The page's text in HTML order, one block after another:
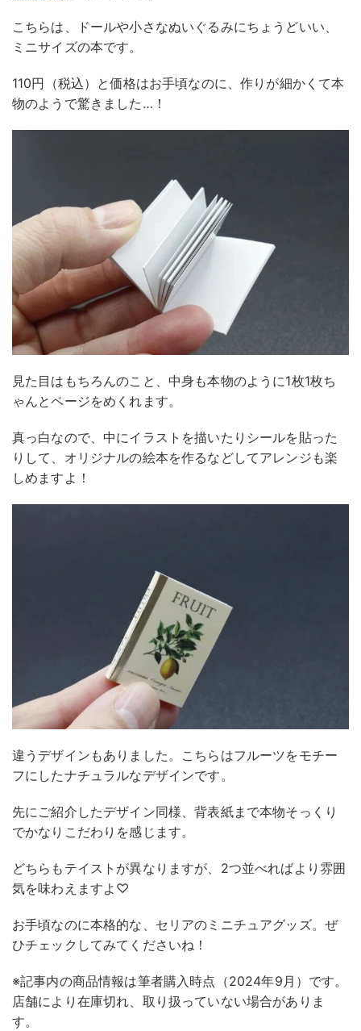
こちらは、ドールや小さなぬいぐるみにちょうどいい、
ミニサイズの本です。
110円（税込）と価格はお手頃なのに、作りが細かくて本
物のようで驚きました…！
見た目はもちろんのこと、中身も本物のように1枚1枚ち
ゃんとページをめくれます。
真っ白なので、中にイラストを描いたりシールを貼った
りして、オリジナルの絵本を作るなどしてアレンジも楽
しめますよ！
違うデザインもありました。こちらはフルーツをモチー
フにしたナチュラルなデザインです。
先にご紹介したデザイン同様、背表紙まで本物そっくり
でかなりこだわりを感じます。
どちらもテイストが異なりますが、2つ並べればより雰囲
気を味わえますよ♡
お手頃なのに本格的な、セリアのミニチュアグッズ。ぜ
ひチェックしてみてくださいね！
※記事内の商品情報は筆者購入時点（2024年9月）です。
店舗により在庫切れ、取り扱っていない場合がありま
す。